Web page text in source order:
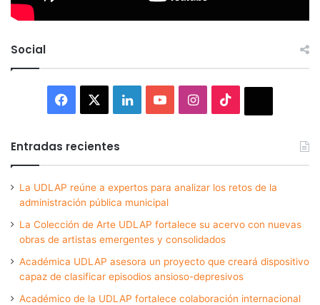
Social
Facebook LinkedInYouTubeInstagram
Entradas recientes
La UDLAP reúne a expertos para analizar los retos de la
administración pública municipal
La Colección de Arte UDLAP fortalece su acervo con nuevas
obras de artistas emergentes y consolidados
Académica UDLAP asesora un proyecto que creará dispositivo
capaz de clasificar episodios ansioso-depresivos
Académico de la UDLAP fortalece colaboración internacional